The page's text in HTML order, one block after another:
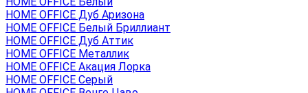
HOME OFFICE Дуб Аризона
HOME OFFICE Белый Бриллиант
HOME OFFICE Дуб Аттик
HOME OFFICE Металлик
HOME OFFICE Акация Лорка
HOME OFFICE Серый